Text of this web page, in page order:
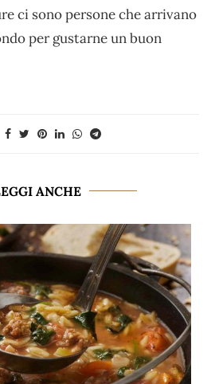
ci sono persone che arrivano
per gustarne un buon
ANCHE